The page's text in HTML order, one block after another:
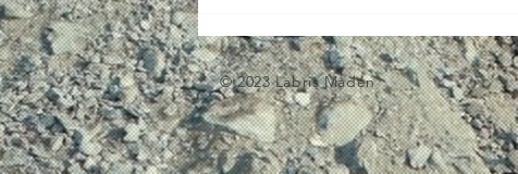
© 2023 Labris Maden